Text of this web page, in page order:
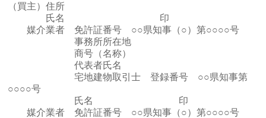
（買主）住所
氏名 印
媒介業者 免許証番号 ○○県知事（○）第○○○○号
事務所所在地
商号（名称）
代表者氏名
宅地建物取引士 登録番号 ○○県知事第
○○○○号
氏名 印
媒介業者 免許証番号 ○○県知事（○）第○○○○号